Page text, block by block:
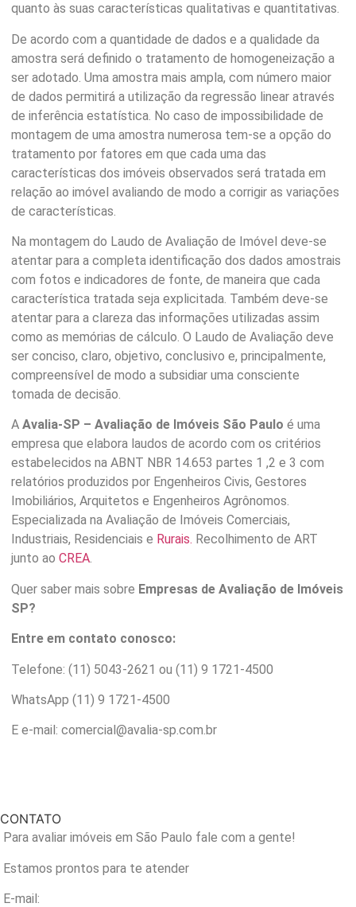
quanto às suas características qualitativas e quantitativas.
De acordo com a quantidade de dados e a qualidade da
amostra será definido o tratamento de homogeneização a
ser adotado. Uma amostra mais ampla, com número maior
de dados permitirá a utilização da regressão linear através
de inferência estatística. No caso de impossibilidade de
montagem de uma amostra numerosa tem-se a opção do
tratamento por fatores em que cada uma das
características dos imóveis observados será tratada em
relação ao imóvel avaliando de modo a corrigir as variações
de características.
Na montagem do Laudo de Avaliação de Imóvel deve-se
atentar para a completa identificação dos dados amostrais
com fotos e indicadores de fonte, de maneira que cada
característica tratada seja explicitada. Também deve-se
atentar para a clareza das informações utilizadas assim
como as memórias de cálculo. O Laudo de Avaliação deve
ser conciso, claro, objetivo, conclusivo e, principalmente,
compreensível de modo a subsidiar uma consciente
tomada de decisão.
A Avalia-SP – Avaliação de Imóveis São Paulo é uma
empresa que elabora laudos de acordo com os critérios
estabelecidos na ABNT NBR 14.653 partes 1 ,2 e 3 com
relatórios produzidos por Engenheiros Civis, Gestores
Imobiliários, Arquitetos e Engenheiros Agrônomos.
Especializada na Avaliação de Imóveis Comerciais,
Industriais, Residenciais e Rurais. Recolhimento de ART
junto ao CREA.
Quer saber mais sobre Empresas de Avaliação de Imóveis
SP?
Entre em contato conosco:
Telefone: (11) 5043-2621 ou (11) 9 1721-4500
WhatsApp (11) 9 1721-4500
E e-mail: comercial@avalia-sp.com.br
CONTATO
Para avaliar imóveis em São Paulo fale com a gente!
Estamos prontos para te atender
E-mail: